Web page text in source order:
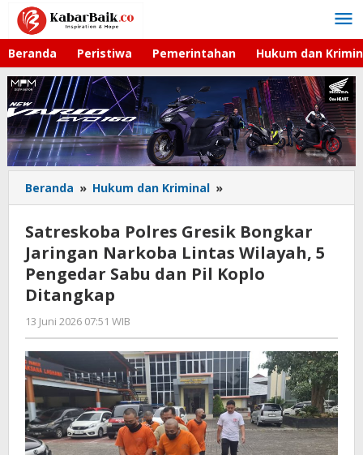
Lewati
konten
Beranda Peristiwa Pemerintahan Hukum dan
Beranda » Hukum dan Kriminal »
Polres
Gresik
Bongkar
Jaringan
Narkoba
Pengedar
Sabu
dan
Pil
Koplo
Ditangkap
Satreskoba Polres Gresik Bongkar
Jaringan Narkoba Lintas Wilayah, 5
Pengedar Sabu dan Pil Koplo
Ditangkap
13 Juni 2026 07:51 WIB
Andika
DP